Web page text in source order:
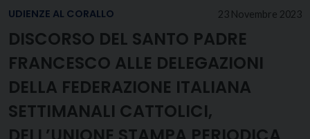
23 Novembre 2023
UDIENZE AL CORALLO
DISCORSO DEL SANTO PADRE
FRANCESCO ALLE DELEGAZIONI
DELLA FEDERAZIONE ITALIANA
SETTIMANALI CATTOLICI,